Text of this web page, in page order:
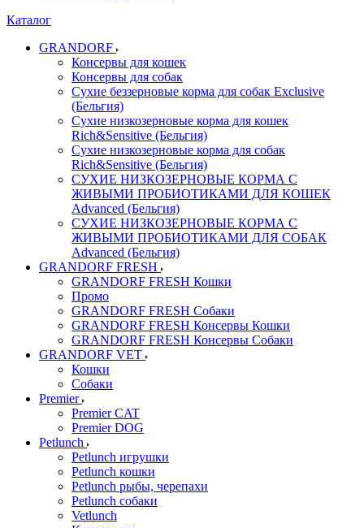
Каталог
GRANDORF
Консервы для кошек
Консервы для собак
Сухие беззерновые корма для собак Exclusive
(Бельгия)
Сухие низкозерновые корма для кошек
Rich&Sensitive (Бельгия)
Сухие низкозерновые корма для собак
Rich&Sensitive (Бельгия)
СУХИЕ НИЗКОЗЕРНОВЫЕ КОРМА С
ЖИВЫМИ ПРОБИОТИКАМИ ДЛЯ КОШЕК
Advanced (Бельгия)
СУХИЕ НИЗКОЗЕРНОВЫЕ КОРМА С
ЖИВЫМИ ПРОБИОТИКАМИ ДЛЯ СОБАК
Advanced (Бельгия)
GRANDORF FRESH
GRANDORF FRESH Кошки
Промо
GRANDORF FRESH Собаки
GRANDORF FRESH Консервы Кошки
GRANDORF FRESH Консервы Собаки
GRANDORF VET
Кошки
Собаки
Premier
Premier CAT
Premier DOG
Petlunch
Petlunch игрушки
Petlunch кошки
Petlunch рыбы, черепахи
Petlunch собаки
Vetlunch